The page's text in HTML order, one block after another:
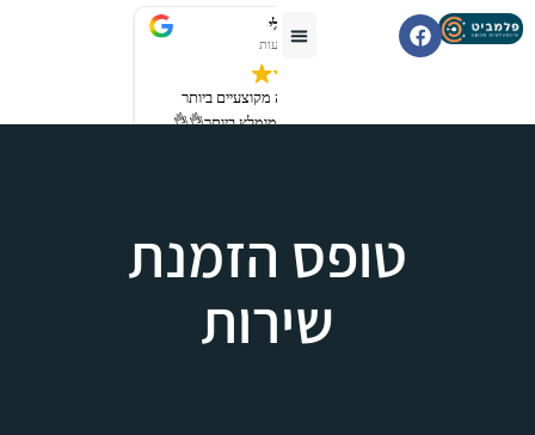
רובי מיכאלי
שירות מעולה חברה מקוצעיים ביותר
יודעים את העבודה מומלץ ביותר👌👌
טופס הזמנת
שירות